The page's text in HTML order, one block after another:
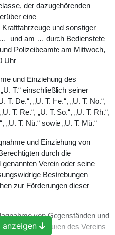
der dazugehörenden
eine
und sonstiger
… und am … durch Bedienstete
Polizeibeamte am Mittwoch,
Uhr
und Einziehung des
T.“ einschließlich seiner
T. De.“, „U. T. He.“, „U. T. No.“,
T. Re.“, „U. T. So.“, „U. T. Rh.“,
„U. T. Nü.“ sowie „U. T. Mü.“
und Einziehung von
durch die
Verein oder seine
Bestrebungen
zur Förderungen dieser
von Gegenständen und
der Strukturen des Vereins